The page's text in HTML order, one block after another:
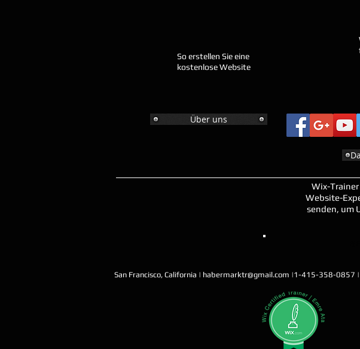
So erstellen Sie eine
kostenlose Website
Über uns
Wix-
Website-
senden, um
San Francisco, California | habermarktr@gmail.com |1-415-358-0857 |